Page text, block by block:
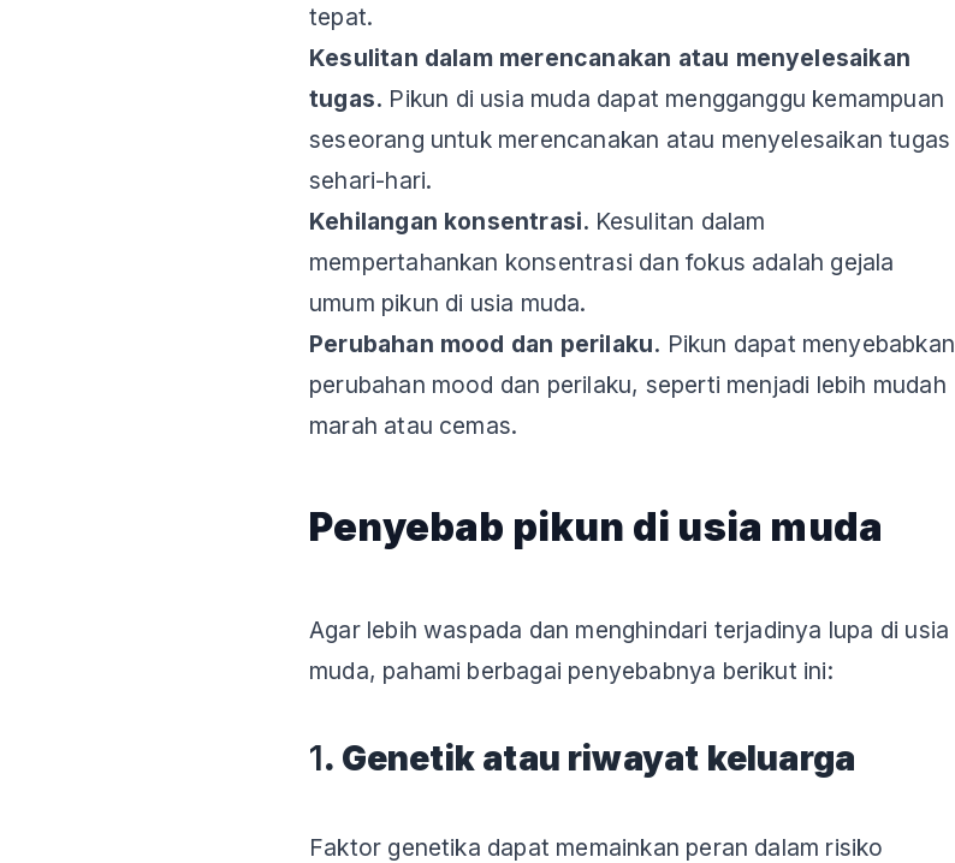
tepat.
Kesulitan dalam merencanakan atau menyelesaikan
tugas. Pikun di usia muda dapat mengganggu kemampuan
seseorang untuk merencanakan atau menyelesaikan tugas
sehari-hari.
Kehilangan konsentrasi. Kesulitan dalam
mempertahankan konsentrasi dan fokus adalah gejala
umum pikun di usia muda.
Perubahan mood dan perilaku. Pikun dapat menyebabkan
perubahan mood dan perilaku, seperti menjadi lebih mudah
marah atau cemas.
Penyebab pikun di usia muda
Agar lebih waspada dan menghindari terjadinya lupa di usia
muda, pahami berbagai penyebabnya berikut ini:
1. Genetik atau riwayat keluarga
Faktor genetika dapat memainkan peran dalam risiko